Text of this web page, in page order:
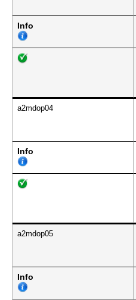
Info
a2mdop04
Info
a2mdop05
Info